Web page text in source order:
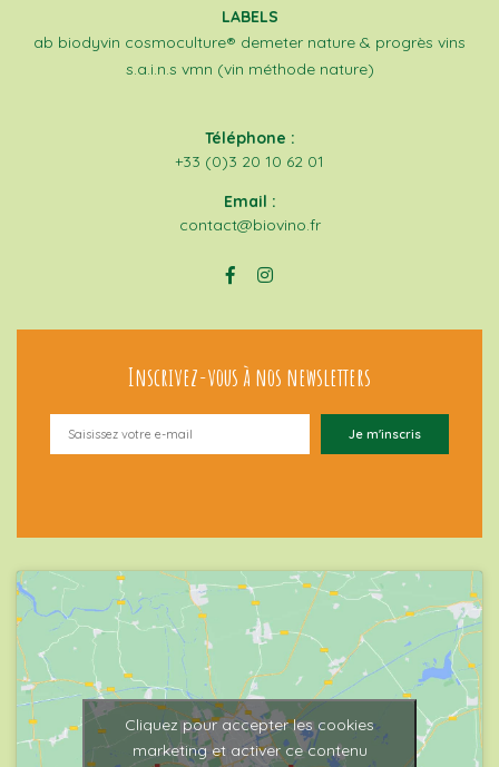
LABELS
ab biodyvin cosmoculture® demeter nature & progrès vins
s.a.i.n.s vmn (vin méthode nature)
Téléphone :
+33 (0)3 20 10 62 01
Email :
contact@biovino.fr
Inscrivez-vous à nos newsletters
Cliquez pour accepter les cookies
marketing et activer ce contenu